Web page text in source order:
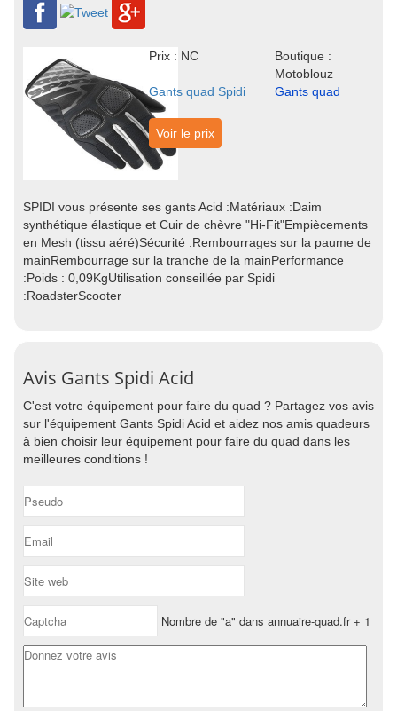
Prix : NC
Boutique :
Motoblouz
Gants quad Spidi
Gants quad
Voir le prix
SPIDI vous présente ses gants Acid :Matériaux :Daim
synthétique élastique et Cuir de chèvre "Hi-Fit"Empiècements
en Mesh (tissu aéré)Sécurité :Rembourrages sur la paume de
mainRembourrage sur la tranche de la mainPerformance
:Poids : 0,09KgUtilisation conseillée par Spidi
:RoadsterScooter
Avis Gants Spidi Acid
C'est votre équipement pour faire du quad ? Partagez vos avis
sur l'équipement Gants Spidi Acid et aidez nos amis quadeurs
à bien choisir leur équipement pour faire du quad dans les
meilleures conditions !
Nombre de "a" dans annuaire-quad.fr + 1